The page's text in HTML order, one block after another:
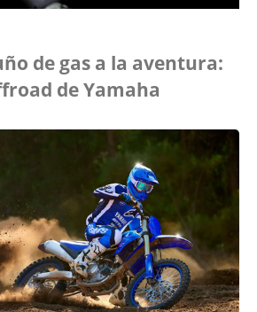
de gas a la aventura:
de Yamaha